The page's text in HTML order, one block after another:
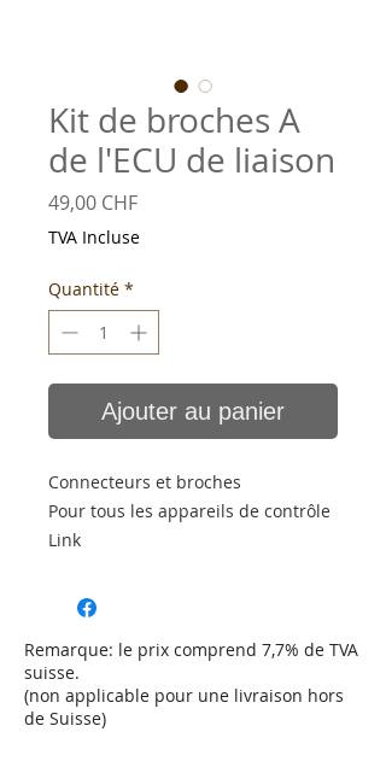
Kit de broches A
de l'ECU de liaison
49,00 CHFPrix
TVA Incluse
Quantité *
Ajouter au panier
Connecteurs et broches
Pour tous les appareils de contrôle
Link
Remarque: le prix comprend 7,7% de TVA
suisse.
(non applicable pour une livraison hors
de Suisse)